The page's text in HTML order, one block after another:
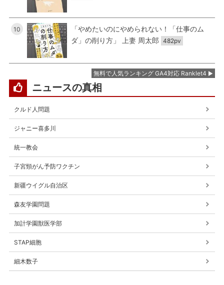
10
「やめたいのにやめられない！「仕事のム
ダ」の削り方」 上妻 周太郎 482pv
無料で人気ランキング GA4対応 Ranklet4
ニュースの真相
クルド人問題
ジャニー喜多川
統一教会
子宮頸がん予防ワクチン
新疆ウイグル自治区
森友学園問題
加計学園獣医学部
STAP細胞
細木数子